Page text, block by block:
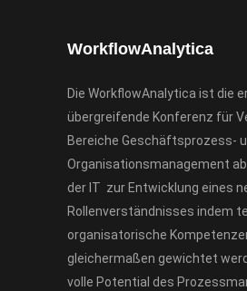
WorkflowAnalytica
Die WorkflowAnalytica ist die
übergreifende Konferenz für
Bereiche Geschäftsprozess-
Organisationsmanagement
der IT zur Entwicklung eines
Rollenverständnisses indem
organisatorische
gleichermaßen gewichtet
volle Potential des